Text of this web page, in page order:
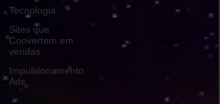
Tecnologia
Sites que
Convertem em
vendas
Impulsionamento
Ads